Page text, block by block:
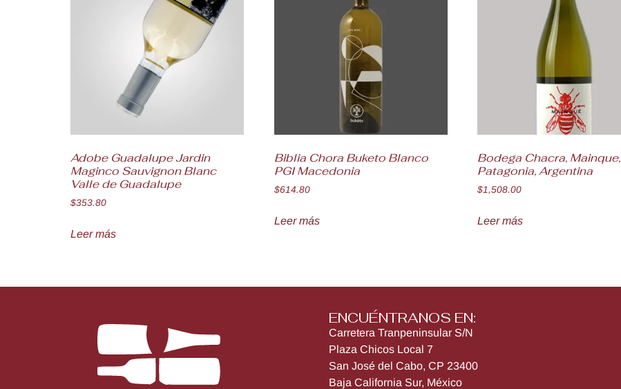
Adobe Guadalupe Jardin
Maginco Sauvignon Blanc
Valle de Guadalupe
$353.80
Leer más
Biblia Chora Buketo Blanco
PGI Macedonia
$614.80
Leer más
Bodega Chacra, Mainque,
Patagonia, Argentina
$1,508.00
Leer más
ENCUÉNTRANOS EN:
Carretera Tranpeninsular S/N
Plaza Chicos Local 7
San José del Cabo, CP 23400
Baja California Sur, México